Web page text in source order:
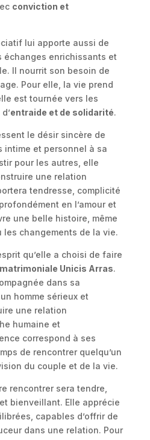
conviction et
lui apporte aussi de
échanges enrichissants et
Il nourrit son besoin de
Pour elle, la vie prend
est tournée vers les
entraide et de solidarité.
le désir sincère de
intime et personnel à sa
pour les autres, elle
une relation
tendresse, complicité
en l’amour et
une belle histoire, même
les changements de la vie.
qu’elle a choisi de faire
Unicis Arras.
dans sa
homme sérieux et
une relation
humaine et
correspond à ses
de rencontrer quelqu’un
du couple et de la vie.
rencontrer sera tendre,
bienveillant. Elle apprécie
capables d’offrir de
dans une relation. Pour